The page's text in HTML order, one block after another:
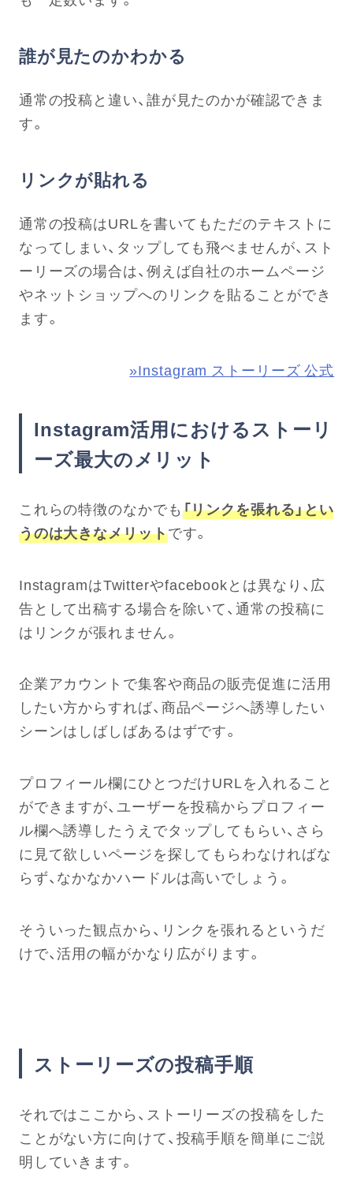
誰が見たのかわかる
通常の投稿と違い、誰が見たのかが確認できま
す。
リンクが貼れる
通常の投稿はURLを書いてもただのテキストに
なってしまい、タップしても飛べませんが、スト
ーリーズの場合は、例えば自社のホームページ
やネットショップへのリンクを貼ることができ
ます。
»Instagram ストーリーズ 公式
Instagram活用におけるストーリ
ーズ最大のメリット
これらの特徴のなかでも「リンクを張れる」とい
うのは大きなメリットです。
InstagramはTwitterやfacebookとは異なり、広
告として出稿する場合を除いて、通常の投稿に
はリンクが張れません。
企業アカウントで集客や商品の販売促進に活用
したい方からすれば、商品ページへ誘導したい
シーンはしばしばあるはずです。
プロフィール欄にひとつだけURLを入れること
ができますが、ユーザーを投稿からプロフィー
ル欄へ誘導したうえでタップしてもらい、さら
に見て欲しいページを探してもらわなければな
らず、なかなかハードルは高いでしょう。
そういった観点から、リンクを張れるというだ
けで、活用の幅がかなり広がります。
ストーリーズの投稿手順
それではここから、ストーリーズの投稿をした
ことがない方に向けて、投稿手順を簡単にご説
明していきます。